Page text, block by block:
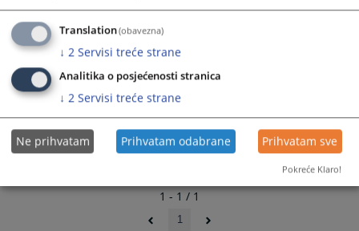
1 - 1 / 1
1
Translation(obavezna)
↓ 2 Servisi treće strane
Analitika o posjećenosti stranica
↓ 2 Servisi treće strane
Ne prihvatam Prihvatam odabrane Prihvatam sve
Pokreće Klaro!